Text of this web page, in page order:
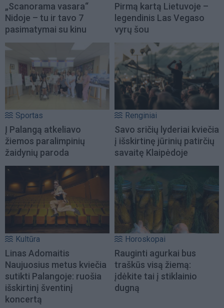
„Scanorama vasara“
Nidoje – tu ir tavo 7
pasimatymai su kinu
Pirmą kartą Lietuvoje –
legendinis Las Vegaso
vyrų šou
Sportas
Į Palangą atkeliavo
žiemos paralimpinių
žaidynių paroda
Renginiai
Savo sričių lyderiai kviečia
į išskirtinę jūrinių patirčių
savaitę Klaipėdoje
Kultūra
Linas Adomaitis
Naujuosius metus kviečia
sutikti Palangoje: ruošia
išskirtinį šventinį
koncertą
Horoskopai
Rauginti agurkai bus
traškūs visą žiemą:
įdėkite tai į stiklainio
dugną